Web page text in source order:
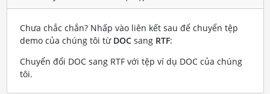
Chưa chắc chắn? Nhấp vào liên kết sau để chuyển tệp
demo của chúng tôi từ DOCsang RTF:
Chuyển đổi DOC sang RTF với tệp ví dụ DOC của chúng
tôi.